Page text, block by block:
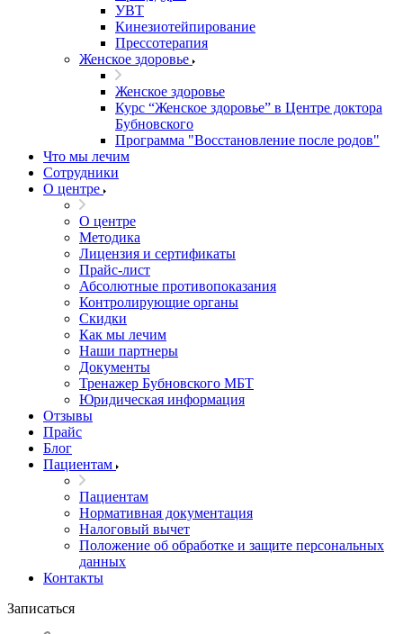
УВТ
Кинезиотейпирование
Прессотерапия
Женское здоровье
Женское здоровье
Курс “Женское здоровье” в Центре доктора
Бубновского
Программа "Восстановление после родов"
Что мы лечим
Сотрудники
О центре
О центре
Методика
Лицензия и сертификаты
Прайс-лист
Абсолютные противопоказания
Контролирующие органы
Скидки
Как мы лечим
Наши партнеры
Документы
Тренажер Бубновского МБТ
Юридическая информация
Отзывы
Прайс
Блог
Пациентам
Пациентам
Нормативная документация
Налоговый вычет
Положение об обработке и защите персональных
данных
Контакты
Записаться